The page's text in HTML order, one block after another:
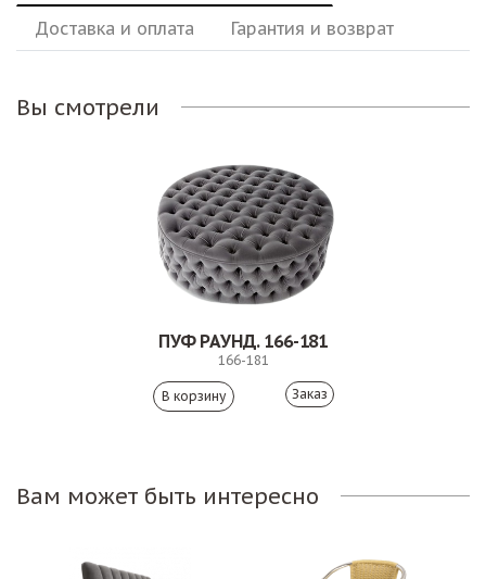
Доставка и оплата Гарантия и возврат
Вы смотрели
ПУФ РАУНД. 166-181
166-181
Заказ
Вам может быть интересно